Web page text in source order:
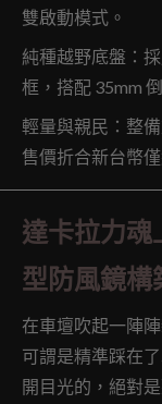
雙啟動模式。
純種越野底盤：
框，搭配 35mm
輕量與親民：整
售價折合新台幣僅
達卡拉力魂
型防風鏡構
在車壇吹起一陣
可謂是精準踩在
開目光的，絕對